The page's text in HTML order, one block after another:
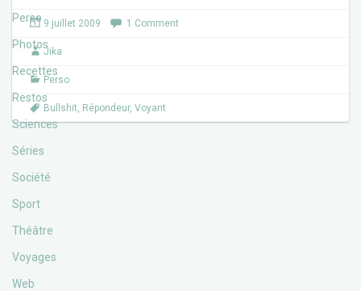
Perso
Photos
Recettes
Restos
Sciences
Séries
Société
Sport
Théâtre
Voyages
Web
e
b
o
o
k
t
t
9 juillet 2009 1 Comment
Jika
Perso
Bullshit, Répondeur, Voyant